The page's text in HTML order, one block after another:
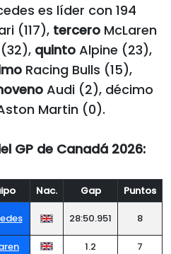
es líder con 194
(117), tercero McLaren
(32), quinto Alpine (23),
Racing Bulls (15),
Audi (2), décimo
Martin (0).
GP de Canadá 2026:
Nac. Gap Puntos
28:50.951 8
1.2
7